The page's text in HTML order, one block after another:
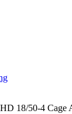
HD 18/50-4 Cage